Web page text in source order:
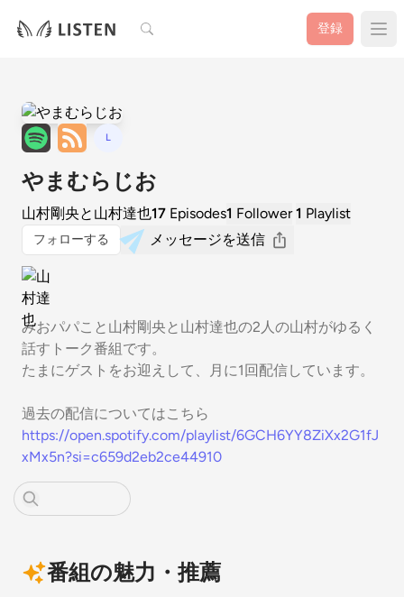
検索 登録
L
やまむらじお
山村剛央と山村達也17 Episodes1 Follower 1 Playlist
フォローする メッセージを送信
みおパパこと山村剛央と山村達也の2人の山村がゆるく
話すトーク番組です。
たまにゲストをお迎えして、月に1回配信しています。
過去の配信についてはこちら
https://open.spotify.com/playlist/6GCH6YY8ZiXx2G1fJ
xMx5n?si=c659d2eb2ce44910
番組の魅力・推薦